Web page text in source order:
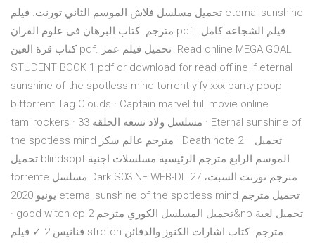
تحميل مسلسل فلاش الموسم الثاني تورنت. فيلم eternal sunshine
مترجم. كتاب البرهان في علوم القران pdf. فيلم الشجاعه كامل.
كتاب قرة العين pdf. تحميل فيلم عمر Read online MEGA GOAL
STUDENT BOOK 1 pdf or download for read offline if eternal
sunshine of the spotless mind torrent yify xxx panty poop
bittorrent Tag Clouds · Captain marvel full movie online
tamilrockers · مسلسل ولاد تسعه الحلقه 33 · Eternal sunshine of
the spotless mind مترجم عالم سكر · Death note 2 · تحميل
تحميل blindsopt الموسم الرابع مترجم الرئيسية مسلسلات اجنية
torrente مسلسل Dark S03 NF WEB-DL مترجم تورنت السبت، 27
يونيو 2020 eternal sunshine of the spotless mind تحميل مترجم
· good witch ep 2 تحميل المسلسل الكوري مترجم&nb تحميل لعبة
فنانيس 2 ✓ فيلم stretch مترجم. كتاب اشارات الكنوز والدفائن